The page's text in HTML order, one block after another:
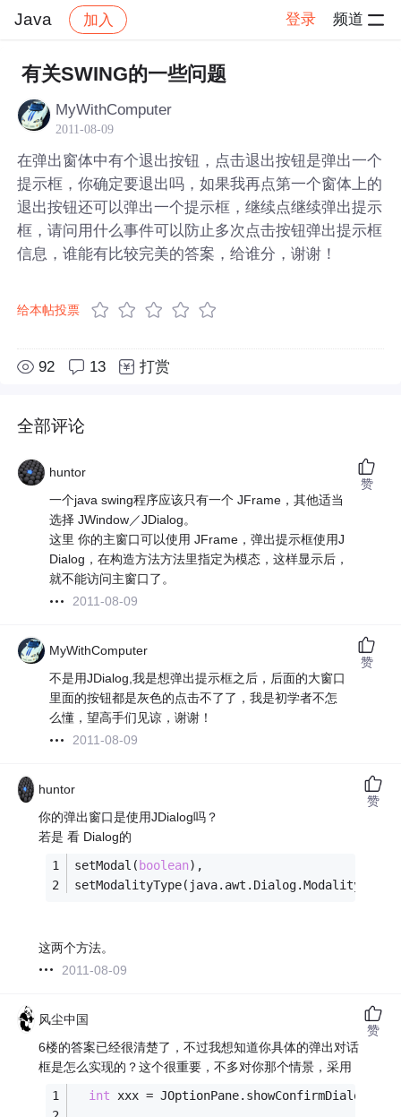
Java 加入 登录 频道
社区 Java 帖子详情
有关SWING的一些问题
MyWithComputer
2011-08-09
在弹出窗体中有个退出按钮，点击退出按钮是弹出一个
提示框，你确定要退出吗，如果我再点第一个窗体上的
退出按钮还可以弹出一个提示框，继续点继续弹出提示
框，请问用什么事件可以防止多次点击按钮弹出提示框
信息，谁能有比较完美的答案，给谁分，谢谢！
给本帖投票
92 13 打赏
全部评论
huntor
一个java swing程序应该只有一个 JFrame，其他适当
选择 JWindow／JDialog。
这里 你的主窗口可以使用 JFrame，弹出提示框使用J
Dialog，在构造方法方法里指定为模态，这样显示后，
就不能访问主窗口了。
2011-08-09
赞
MyWithComputer
不是用JDialog,我是想弹出提示框之后，后面的大窗口
里面的按钮都是灰色的点击不了了，我是初学者不怎
么懂，望高手们见谅，谢谢！
2011-08-09
赞
huntor
你的弹出窗口是使用JDialog吗？
若是 看 Dialog的
setModal( boolean),
这两个方法。
2011-08-09
赞
风尘中国
6楼的答案已经很清楚了，不过我想知道你具体的弹出对话
框是怎么实现的？这个很重要，不多对你那个情景，采用
int xxx =
赞